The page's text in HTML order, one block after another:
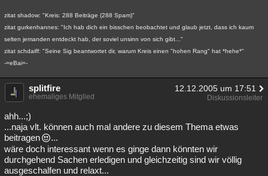
zitat shadow: "Kreis: 288 Beiträge (288 Spam)"
zitat gurkenhannes: "Ich hab dich ein bisschen beobachtet und glaub jetzt, dass ich kaum
selten jemanden entdeckt hab, der soviel unsinn von sich gibt..."
zitat schdaiff: "Seine Sig beantwortet dir, warum Kreis einen "hohen Rang" hat *hehe*"
-=eBai=-
splitfire 12.12.2005 um 17:51
ehemaliges Mitglied Diskussionsleiter
ahh...;)
...naja vlt. können auch mal andere zu diesem Thema etwas
beitragen
...
wäre doch interessant wenn es ginge dann könnten wir
durchgehend Sachen erledigen und gleichzeitig sind wir völlig
ausgeschalfen und relaxt...